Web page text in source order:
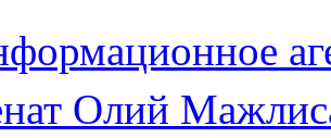
Олий